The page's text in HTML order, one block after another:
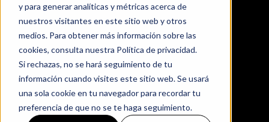
y para generar analíticas y métricas acerca de
nuestros visitantes en este sitio web y otros
medios. Para obtener más información sobre las
cookies, consulta nuestra Política de privacidad.
Si rechazas, no se hará seguimiento de tu
información cuando visites este sitio web. Se usará
una sola cookie en tu navegador para recordar tu
preferencia de que no se te haga seguimiento.